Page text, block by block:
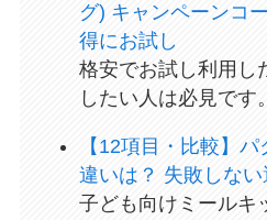
グ) キャンペーンコ
得にお試し
格安でお試し利用し
したい人は必見です。
【12項目・比較】
違いは？ 失敗しな
子ども向けミールキ